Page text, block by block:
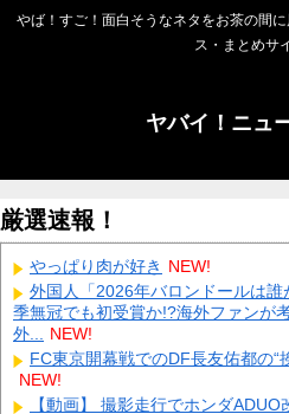
やば！すご！面白そうなネタをお茶の間
ス・まとめサ
ヤバイ！ニュ
厳選速報！
やっぱり肉が好き NEW!
外国人「2026年バロンドールは
季無冠でも初受賞か!?海外ファンが
外... NEW!
FC東京開幕戦でのDF長友佑都の“
NEW!
【動画】 撮影走行でホンダ